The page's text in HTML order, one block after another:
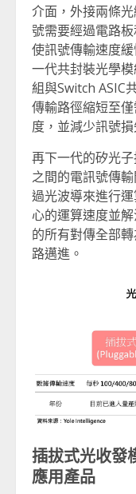
介面，外接兩條
號需要經過電路
使訊號傳輸速度
一代共封裝光學
組與Switch ASIC
傳輸路徑縮短至
度，並減少訊號損
再下一代的矽光
之間的電訊號傳
過光波導來進行
心的運算速度並
的所有對傳全部
路邁進。
插拔式光收發
應用產品